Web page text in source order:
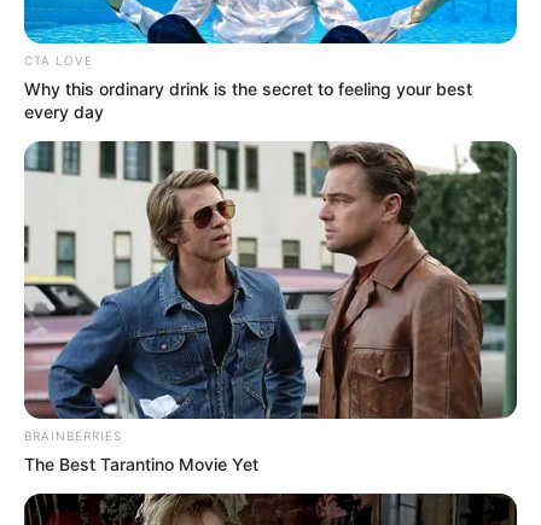
CTA LOVE
Why this ordinary drink is the secret to feeling your best
every day
BRAINBERRIES
The Best Tarantino Movie Yet